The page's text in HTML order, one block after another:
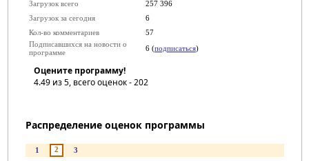
Загрузок всего
257 396
Загрузок за сегодня
6
Кол-во комментариев
57
Подписавшихся на новости о
программе
6 (подписаться)
Оцените программу!
4.49из 5, всего оценок -202
Распределение оценок программы
1 2 3